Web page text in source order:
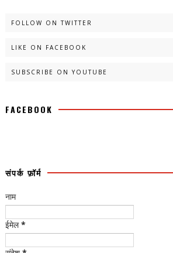
FOLLOW ON TWITTER
LIKE ON FACEBOOK
SUBSCRIBE ON YOUTUBE
FACEBOOK
संपर्क फ़ॉर्म
नाम
ईमेल*